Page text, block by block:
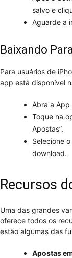
salvo e
Aguarde a
Baixando
Para usuários de
app está disponível
Abra a App
Toque na
Apostas”.
Selecione
download.
Recursos
Uma das grandes
oferece todos os
estão algumas das
Apostas